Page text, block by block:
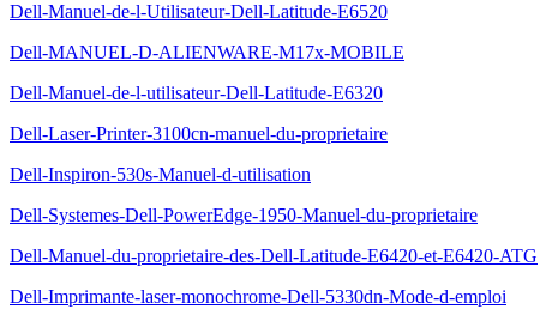
Dell-Manuel-de-l-Utilisateur-Dell-Latitude-E6520
Dell-MANUEL-D-ALIENWARE-M17x-MOBILE
Dell-Manuel-de-l-utilisateur-Dell-Latitude-E6320
Dell-Laser-Printer-3100cn-manuel-du-proprietaire
Dell-Inspiron-530s-Manuel-d-utilisation
Dell-Systemes-Dell-PowerEdge-1950-Manuel-du-proprietaire
Dell-Manuel-du-proprietaire-des-Dell-Latitude-E6420-et-E6420-ATG
Dell-Imprimante-laser-monochrome-Dell-5330dn-Mode-d-emploi